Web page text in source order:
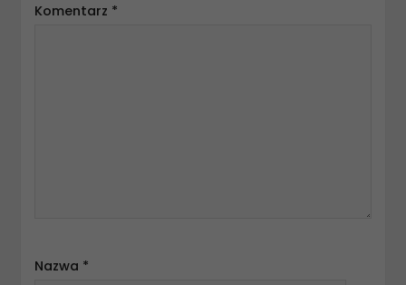
Komentarz *
Nazwa *